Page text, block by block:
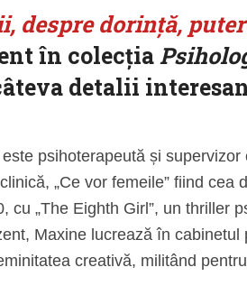
despre dorință,
în colecția
detalii
psihoterapeută și supervizor
„Ce vor femeile” fiind cea
cu „The Eighth Girl”, un thriller
Maxine lucrează în cabinetul
creativă, militând